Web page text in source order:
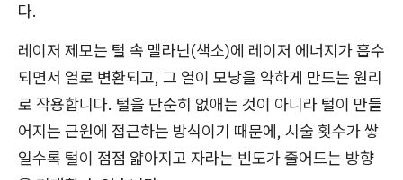
다.
레이저 제모는 털 속 멜라닌(색소)에 레이저 에너지가 흡수
되면서 열로 변환되고, 그 열이 모낭을 약하게 만드는 원리
로 작용합니다. 털을 단순히 없애는 것이 아니라 털이 만들
어지는 근원에 접근하는 방식이기 때문에, 시술 횟수가 쌓
일수록 털이 점점 얇아지고 자라는 빈도가 줄어드는 방향